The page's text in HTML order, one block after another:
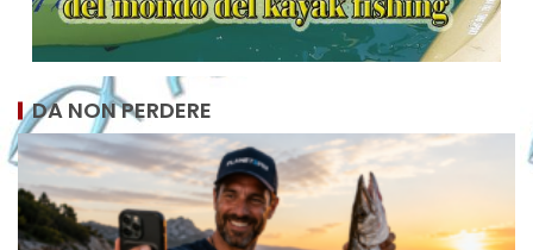
DA NON PERDERE